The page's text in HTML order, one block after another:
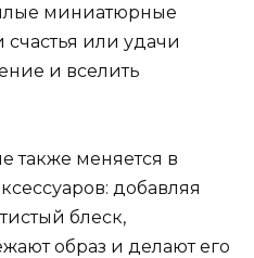
миниатюрные
или удачи
и вселить
также меняется в
добавляя
блеск,
образ и делают его